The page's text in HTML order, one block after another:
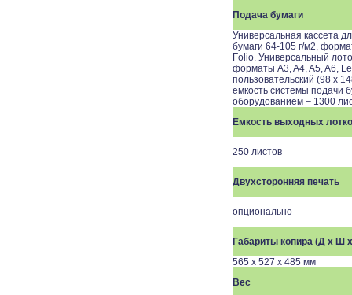
Подача бумаги
Универсальная кассета
бумаги 64-105 г/м2,
Folio. Универсальный
форматы A3, A4, A5, A6,
пользовательский (98 x
емкость системы подачи
оборудованием – 1300
Емкость выходных
250 листов
Двухсторонняя печать
опционально
Габариты копира (Д x Ш
565 x 527 x 485 мм
Вес